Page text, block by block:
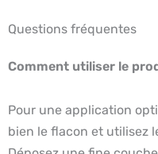
Questions fréquentes
Comment utiliser le
Pour une application
bien le flacon et utilisez